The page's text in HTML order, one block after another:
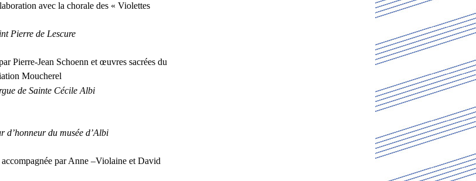
avec la chorale des « Violettes
Pierre de Lescure
Pierre-Jean Schoenn et œuvres sacrées du
Moucherel
de Sainte Cécile Albi
du musée d’Albi
par Anne –Violaine et David